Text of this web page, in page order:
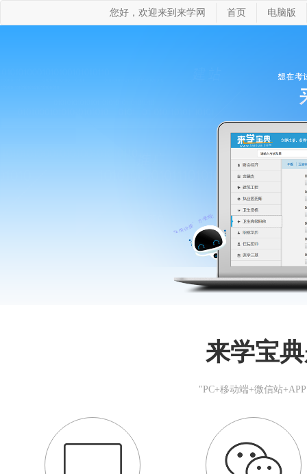
您好，欢迎来到来学网 首页 电脑版
来学宝
"PC+移动端+微信站